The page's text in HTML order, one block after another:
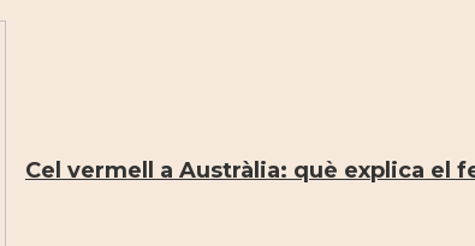
Cel vermell a Austràlia: què explica el